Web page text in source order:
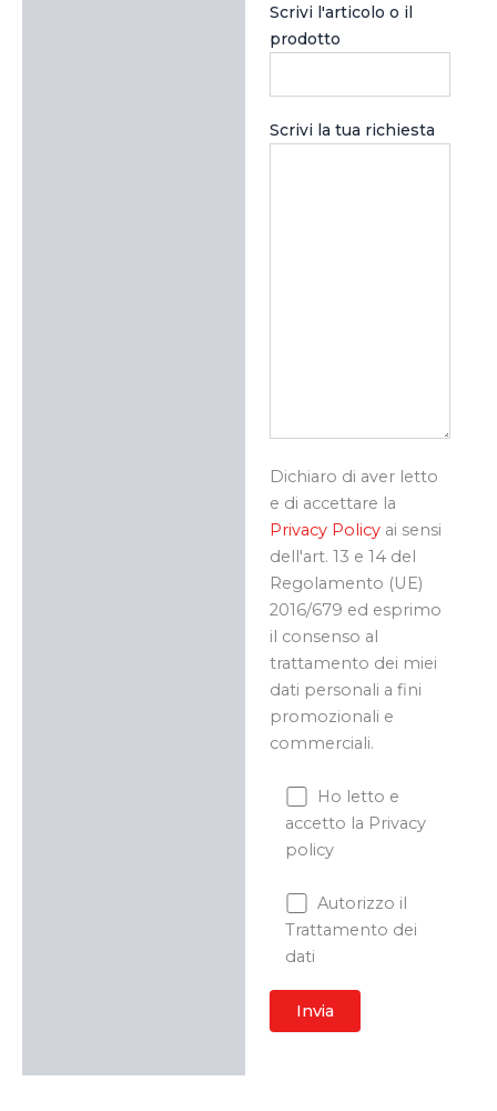
Scrivi l'articolo o il
prodotto
Scrivi la tua richiesta
Dichiaro di aver letto
e di accettare la
Privacy Policyai sensi
dell'art. 13 e 14 del
Regolamento (UE)
2016/679 ed esprimo
il consenso al
trattamento dei miei
dati personali a fini
promozionali e
commerciali.
Ho letto e
accetto la Privacy
policy
Autorizzo il
Trattamento dei
dati